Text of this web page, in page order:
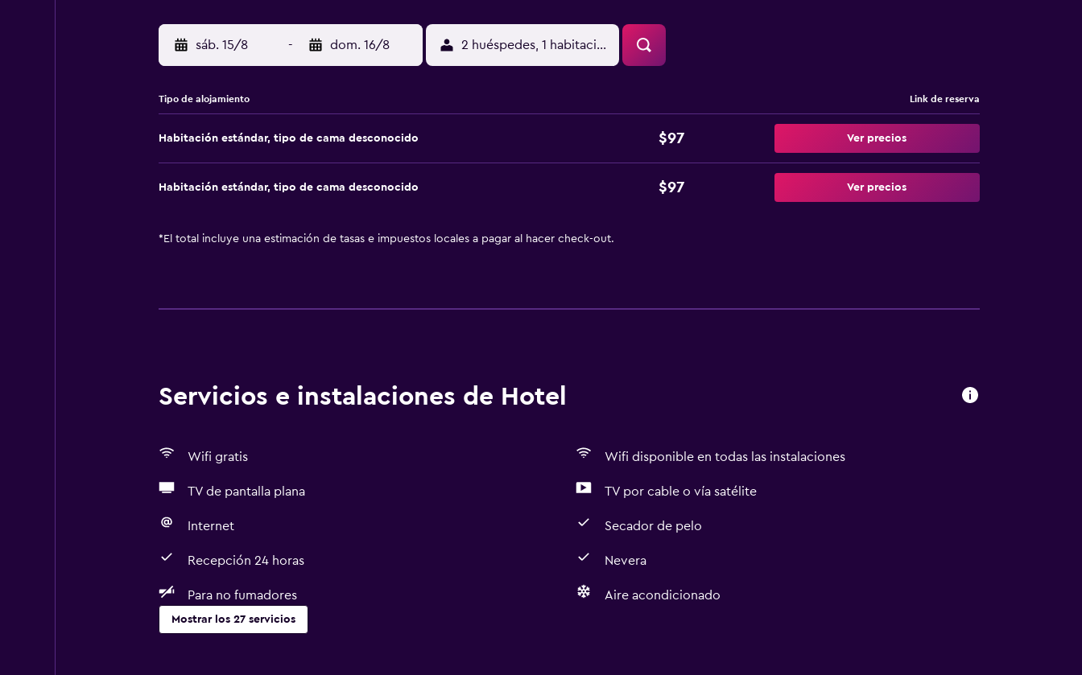
sáb. 15/8 - dom. 16/8 2 huéspedes, 1 habitación
Tipo de alojamiento Link de reserva
Habitación estándar, tipo de cama desconocido $97 Ver precios
Habitación estándar, tipo de cama desconocido $97 Ver precios
* El total incluye una estimación de tasas e impuestos locales a pagar al hacer check-out.
Servicios e instalaciones de Hotel
Wifi gratis Wifi disponible en todas las instalaciones
TV de pantalla plana TV por cable o vía satélite
Internet Secador de pelo
Recepción 24 horas Nevera
Para no fumadores Aire acondicionado
Mostrar los 27 servicios